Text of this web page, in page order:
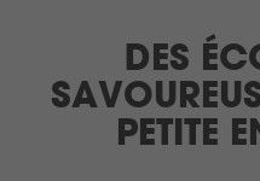
DES
PETITE